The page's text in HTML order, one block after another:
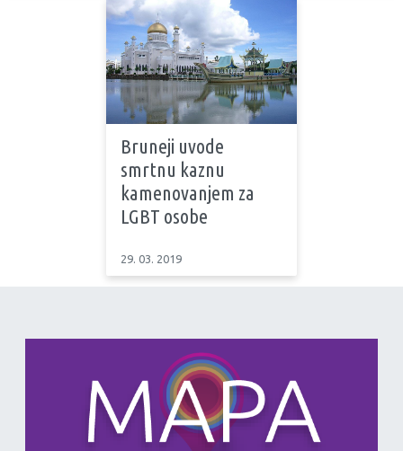
Bruneji uvode
smrtnu kaznu
kamenovanjem za
LGBT osobe
29. 03. 2019